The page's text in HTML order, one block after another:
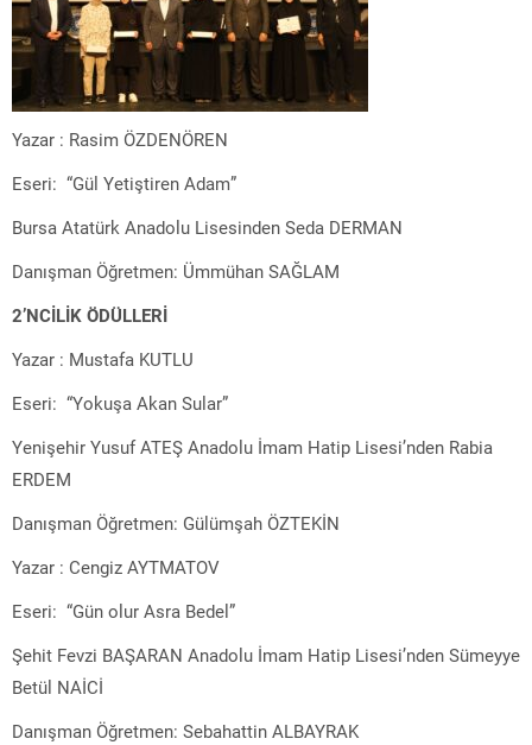
Yazar : Rasim ÖZDENÖREN
Eseri: “Gül Yetiştiren Adam”
Bursa Atatürk Anadolu Lisesinden Seda DERMAN
Danışman Öğretmen: Ümmühan SAĞLAM
2’NCİLİK ÖDÜLLERİ
Yazar : Mustafa KUTLU
Eseri: “Yokuşa Akan Sular”
Yenişehir Yusuf ATEŞ Anadolu İmam Hatip Lisesi’nden Rabia
ERDEM
Danışman Öğretmen: Gülümşah ÖZTEKİN
Yazar : Cengiz AYTMATOV
Eseri: “Gün olur Asra Bedel”
Şehit Fevzi BAŞARAN Anadolu İmam Hatip Lisesi’nden Sümeyye
Betül NAİCİ
Danışman Öğretmen: Sebahattin ALBAYRAK